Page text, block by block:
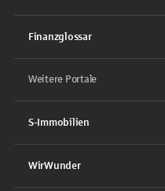
Finanzglossar
Weitere Portale
S-Immobilien
WirWunder